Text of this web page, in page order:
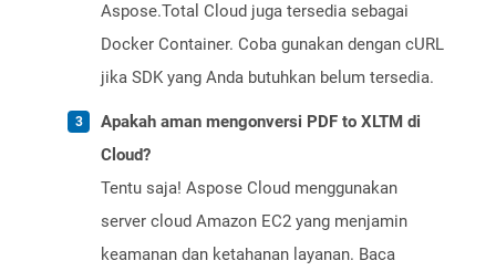
Aspose.Total Cloud juga tersedia sebagai
Docker Container. Coba gunakan dengan cURL
jika SDK yang Anda butuhkan belum tersedia.
Apakah aman mengonversi PDF to XLTM di
Cloud?
Tentu saja! Aspose Cloud menggunakan
server cloud Amazon EC2 yang menjamin
keamanan dan ketahanan layanan. Baca